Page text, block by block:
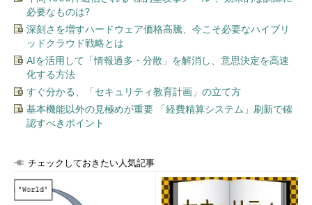
必要なものは?
深刻さを増すハードウェア価格高騰、今こそ必要なハイブリ
ッドクラウド戦略とは
AIを活用して「情報過多・分散」を解消し、意思決定を高速
化する方法
すぐ分かる、「セキュリティ教育計画」の立て方
基本機能以外の見極めが重要 「経費精算システム」刷新で確
認すべきポイント
チェックしておきたい人気記事